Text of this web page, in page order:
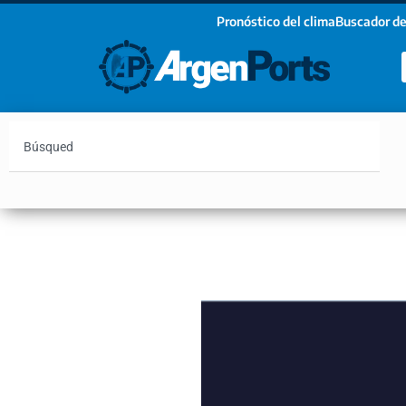
Pronóstico del climaBuscador
¡Sumate a nuestro Newsletter!
Email
Estoy de acuerdo con las condiciones y políticas